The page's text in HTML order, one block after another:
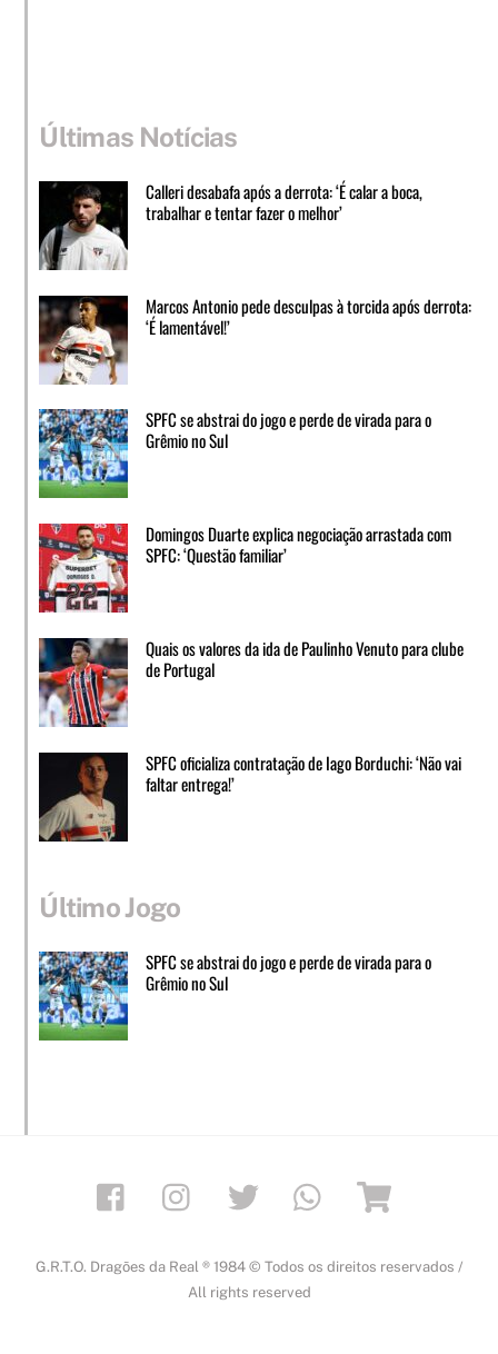
Últimas Notícias
Calleri desabafa após a derrota: ‘É calar a boca,
trabalhar e tentar fazer o melhor’
Marcos Antonio pede desculpas à torcida após derrota:
‘É lamentável!’
SPFC se abstrai do jogo e perde de virada para o
Grêmio no Sul
Domingos Duarte explica negociação arrastada com
SPFC: ‘Questão familiar’
Quais os valores da ida de Paulinho Venuto para clube
de Portugal
SPFC oficializa contratação de Iago Borduchi: ‘Não vai
faltar entrega!’
Último Jogo
SPFC se abstrai do jogo e perde de virada para o
Grêmio no Sul
Facebook Instagram Twitter Whatsapp
G.R.T.O. Dragões da Real ® 1984 © Todos os direitos reservados /
All rights reserved